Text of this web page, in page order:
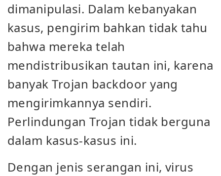
dimanipulasi. Dalam kebanyakan
kasus, pengirim bahkan tidak tahu
bahwa mereka telah
mendistribusikan tautan ini, karena
banyak Trojan backdoor yang
mengirimkannya sendiri.
Perlindungan Trojan tidak berguna
dalam kasus-kasus ini.
Dengan jenis serangan ini, virus